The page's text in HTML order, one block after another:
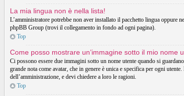
La mia lingua non è nella lista!
L’amministratore potrebbe non aver installato il pacchetto lingua oppure
phpBB Group (trovi il collegamento in fondo ad ogni pagina).
Top
Come posso mostrare un’immagine sotto il mio nome
Ci possono essere due immagini sotto un nome utente quando si
grande nota come avatar, che in genere è unica e specifica per ogni
dell’amministrazione, e devi chiedere a loro le ragioni.
Top